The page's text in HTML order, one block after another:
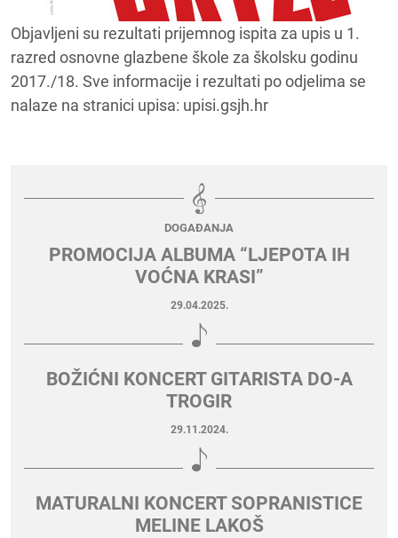
Objavljeni su rezultati prijemnog ispita za upis u 1.
razred osnovne glazbene škole za školsku godinu
2017./18. Sve informacije i rezultati po odjelima se
nalaze na stranici upisa: upisi.gsjh.hr
DOGAĐANJA
PROMOCIJA ALBUMA “LJEPOTA IH
VOĆNA KRASI”
29.04.2025.
BOŽIĆNI KONCERT GITARISTA DO-A
TROGIR
29.11.2024.
MATURALNI KONCERT SOPRANISTICE
MELINE LAKOŠ